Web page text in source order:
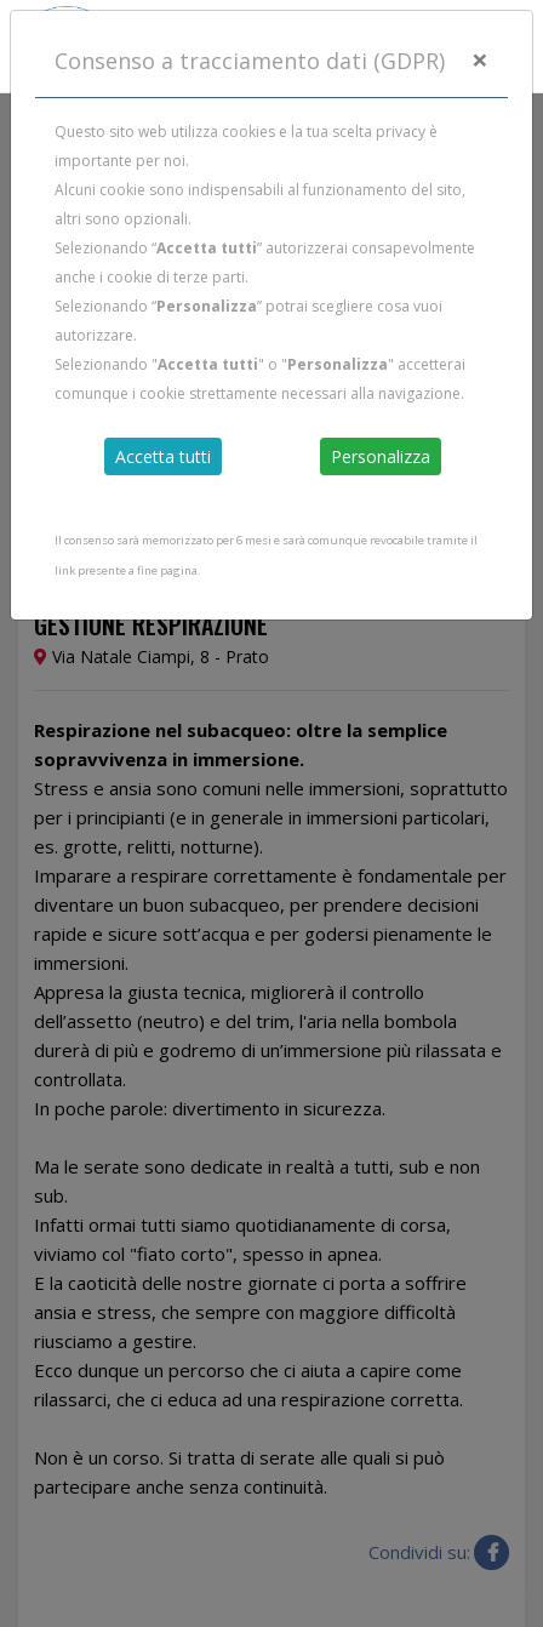
GESTIONE RESPIRAZIONE
Via Natale Ciampi, 8 - Prato
Respirazione nel subacqueo: oltre la semplice
sopravvivenza in immersione.
Stress e ansia sono comuni nelle immersioni, soprattutto
per i principianti (e in generale in immersioni particolari,
es. grotte, relitti, notturne).
Imparare a respirare correttamente è fondamentale per
diventare un buon subacqueo, per prendere decisioni
rapide e sicure sott’acqua e per godersi pienamente le
immersioni.
Appresa la giusta tecnica, migliorerà il controllo
dell’assetto (neutro) e del trim, l'aria nella bombola
durerà di più e godremo di un’immersione più rilassata e
controllata.
In poche parole: divertimento in sicurezza.
Ma le serate sono dedicate in realtà a tutti, sub e non
sub.
Infatti ormai tutti siamo quotidianamente di corsa,
viviamo col "fiato corto", spesso in apnea.
E la caoticità delle nostre giornate ci porta a soffrire
ansia e stress, che sempre con maggiore difficoltà
riusciamo a gestire.
Ecco dunque un percorso che ci aiuta a capire come
rilassarci, che ci educa ad una respirazione corretta.
Non è un corso. Si tratta di serate alle quali si può
partecipare anche senza continuità.
Condividi su:
Consenso a tracciamento dati (GDPR) ×
Questo sito web utilizza cookies e la tua scelta privacy è
importante per noi.
Alcuni cookie sono indispensabili al funzionamento del sito,
altri sono opzionali.
Selezionando “Accetta tutti” autorizzerai consapevolmente
anche i cookie di terze parti.
Selezionando “Personalizza” potrai scegliere cosa vuoi
autorizzare.
Selezionando "Accetta tutti" o "Personalizza" accetterai
comunque i cookie strettamente necessari alla navigazione.
Accetta tutti Personalizza
Il consenso sarà memorizzato per 6 mesi e sarà comunque revocabile tramite il
link presente a fine pagina.